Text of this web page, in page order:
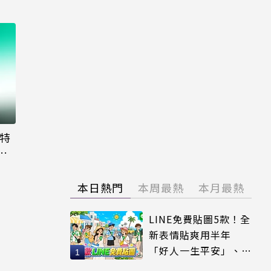
本日熱門 本周最熱 本月最熱
LINE免費貼圖5款！全
新表情貼爽用半年
「好人一生平安」、